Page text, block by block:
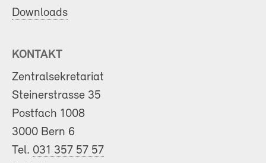
Downloads
KONTAKT
Zentralsekretariat
Steinerstrasse 35
Postfach 1008
3000 Bern 6
Tel. 031 357 57 57